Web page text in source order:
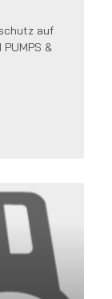
auf
PUMPS &